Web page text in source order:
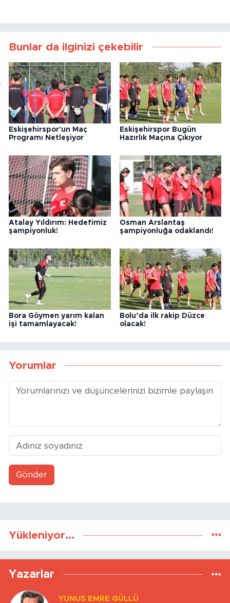
Bunlar da ilginizi çekebilir
Eskişehirspor'un Maç
Programı Netleşiyor
Eskişehirspor Bugün
Hazırlık Maçına Çıkıyor
Atalay Yıldırım: Hedefimiz
şampiyonluk!
Osman Arslantaş
şampiyonluğa odaklandı!
Bora Göymen yarım kalan
işi tamamlayacak!
Bolu’da ilk rakip Düzce
olacak!
Yorumlar
Gönder
Yükleniyor...
Yazarlar
YUNUS EMRE GÜLLÜ